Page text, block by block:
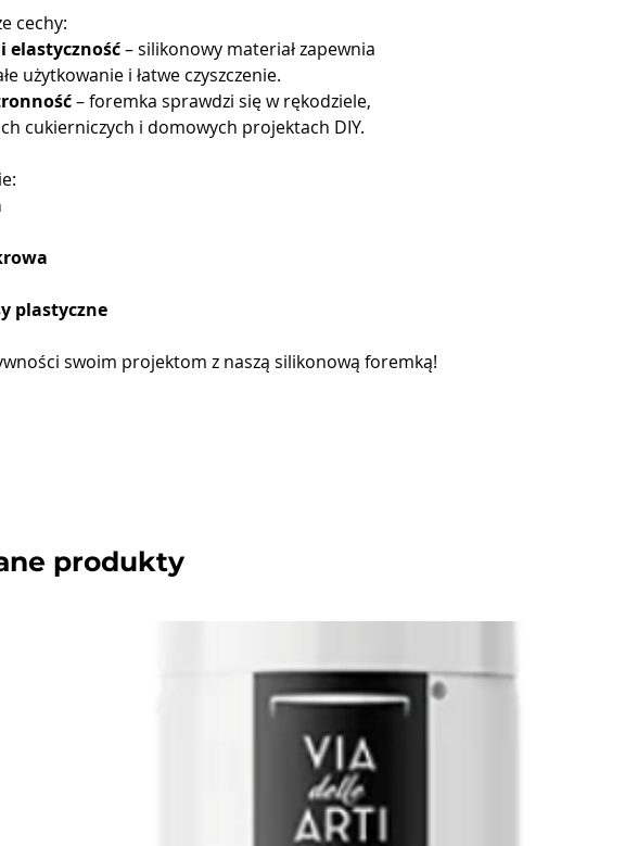
cechy:
elastyczność– silikonowy materiał zapewnia
użytkowanie i łatwe czyszczenie.
– foremka sprawdzi się w rękodziele,
cukierniczych i domowych projektach DIY.
plastyczne
swoim projektom z naszą silikonową foremką!
produkty